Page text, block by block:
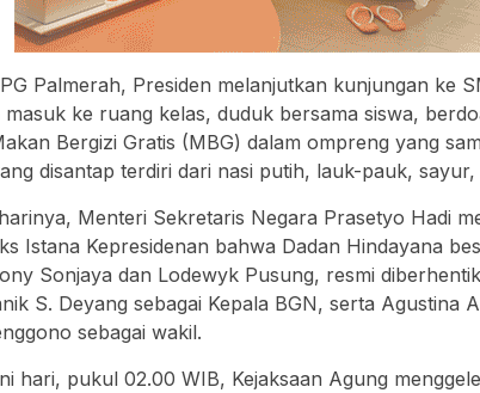
Palmerah, Presiden melanjutkan kunjungan ke
masuk ke ruang kelas, duduk bersama siswa,
Bergizi Gratis (MBG) dalam ompreng yang
disantap terdiri dari nasi putih, lauk-pauk,
Menteri Sekretaris Negara Prasetyo Hadi
Istana Kepresidenan bahwa Dadan Hindayana
Sonjaya dan Lodewyk Pusung, resmi
S. Deyang sebagai Kepala BGN, serta Agustina
sebagai wakil.
hari, pukul 02.00 WIB, Kejaksaan Agung